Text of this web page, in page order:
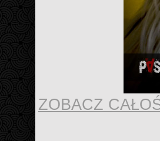
ZOBACZ